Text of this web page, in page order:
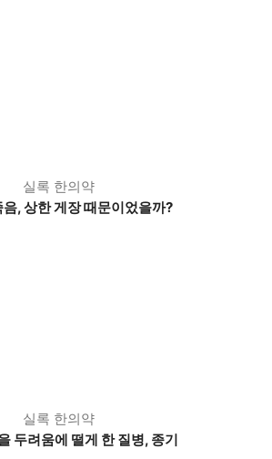
실록 한의약
음, 상한 게장 때문이었을까?
실록 한의약
두려움에 떨게 한 질병, 종기